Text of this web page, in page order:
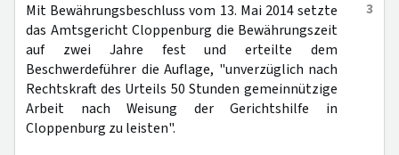
3
Mit Bewährungsbeschluss vom 13. Mai 2014 setzte
das Amtsgericht Cloppenburg die Bewährungszeit
auf zwei Jahre fest und erteilte dem
Beschwerdeführer die Auflage, "unverzüglich nach
Rechtskraft des Urteils 50 Stunden gemeinnützige
Arbeit nach Weisung der Gerichtshilfe in
Cloppenburg zu leisten".